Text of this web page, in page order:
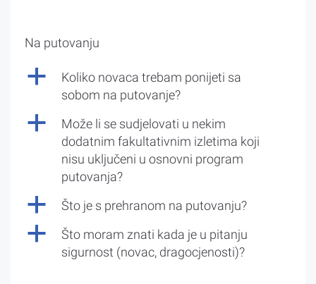
Na putovanju
a
Koliko novaca trebam ponijeti sa
sobom na putovanje?
a
Može li se sudjelovati u nekim
dodatnim fakultativnim izletima koji
nisu uključeni u osnovni program
putovanja?
a Što je s prehranom na putovanju?
a
Što moram znati kada je u pitanju
sigurnost (novac, dragocjenosti)?